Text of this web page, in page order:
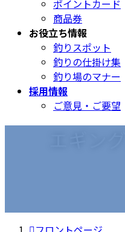
ポイントカード
商品券
お役立ち情報
釣りスポット
釣りの仕掛け集
釣り場のマナー
採用情報
ご意見・ご要望